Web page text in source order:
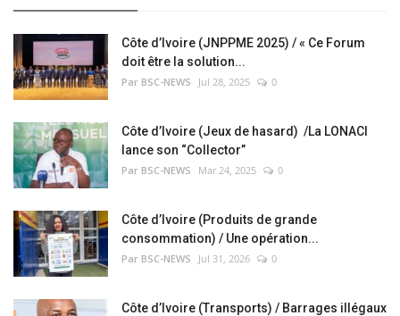
Côte d’Ivoire (JNPPME 2025) / « Ce Forum
doit être la solution...
Par BSC-NEWS Jul 28, 2025 0
Côte d’Ivoire (Jeux de hasard) /La LONACI
lance son “Collector”
Par BSC-NEWS Mar 24, 2025 0
Côte d’Ivoire (Produits de grande
consommation) / Une opération...
Par BSC-NEWS Jul 31, 2026 0
Côte d’Ivoire (Transports) / Barrages illégaux